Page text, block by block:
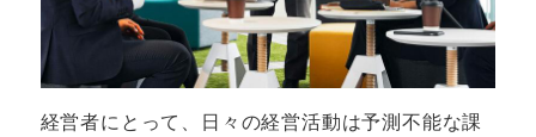
経営者にとって、日々の経営活動は予測不能な課